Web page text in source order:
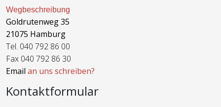
Wegbeschreibung
Goldrutenweg 35
21075 Hamburg
Tel. 040 792 86 00
Fax 040 792 86 30
Email an uns schreiben?
Kontaktformular